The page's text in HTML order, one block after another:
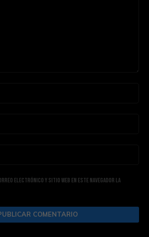
electrónico y sitio web en este navegador la